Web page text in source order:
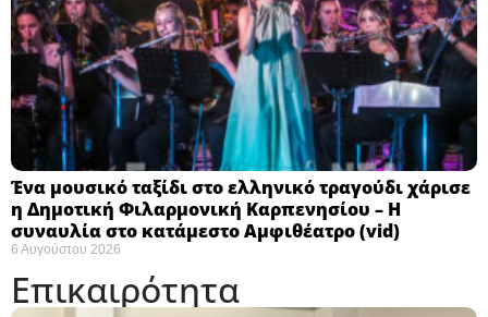
Ένα μουσικό ταξίδι στο ελληνικό τραγούδι χάρισε
η Δημοτική Φιλαρμονική Καρπενησίου – Η
συναυλία στο κατάμεστο Αμφιθέατρο (vid)
6 Αυγούστου 2026
Επικαιρότητα